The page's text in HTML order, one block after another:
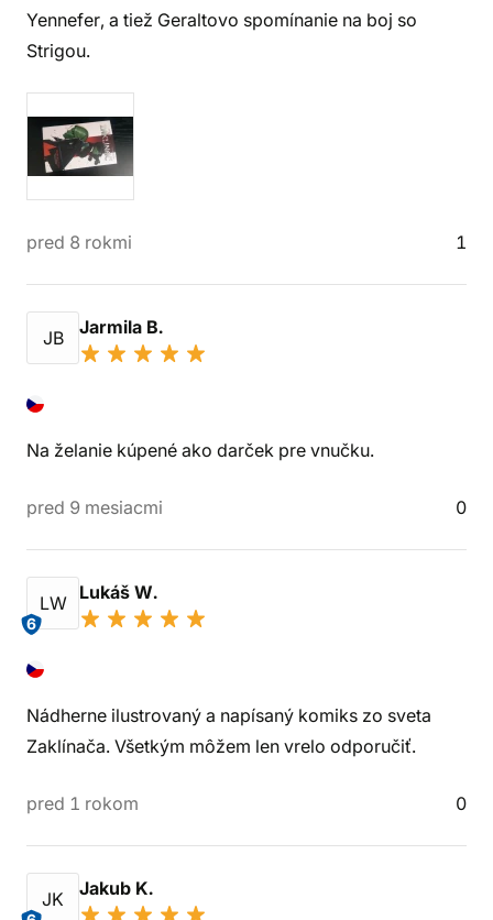
Yennefer, a tiež Geraltovo spomínanie na boj so
Strigou.
pred 8 rokmi 1
JB Jarmila B.
Na želanie kúpené ako darček pre vnučku.
pred 9 mesiacmi 0
LW
6
Lukáš W.
Nádherne ilustrovaný a napísaný komiks zo sveta
Zaklínača. Všetkým môžem len vrelo odporučiť.
pred 1 rokom 0
JK Jakub K.